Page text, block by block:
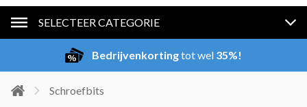
SELECTEER CATEGORIE
Bedrijvenkortingtot wel 35%!
Schroefbits